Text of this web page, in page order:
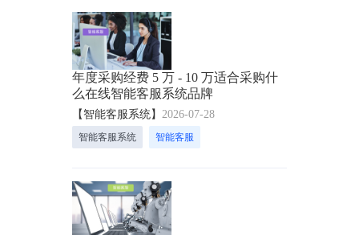
年度采购经费 5 万 - 10 万适合采购什
么在线智能客服系统品牌
【智能客服系统】 2026-07-28
智能客服系统 智能客服